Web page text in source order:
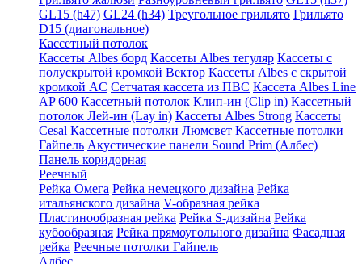
GL15 (h47) GL24 (h34) Треугольное грильято Грильято
D15 (диагональное)
Кассетный потолок
Кассеты Albes борд Кассеты Albes тегуляр Кассеты с
полускрытой кромкой Вектор Кассеты Albes с скрытой
кромкой AC Сетчатая кассета из ПВС Кассета Albes Line
AP 600 Кассетный потолок Клип-ин (Clip in) Кассетный
потолок Лей-ин (Lay in) Кассеты Albes Strong Кассеты
Cesal Кассетные потолки Люмсвет Кассетные потолки
Гайпель Акустические панели Sound Prim (Албес)
Панель коридорная
Реечный
Рейка Омега Рейка немецкого дизайна Рейка
итальянского дизайна V-образная рейка
Пластинообразная рейка Рейка S-дизайна Рейка
кубообразная Рейка прямоугольного дизайна Фасадная
рейка Реечные потолки Гайпель
Албес